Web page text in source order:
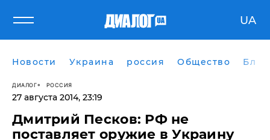
UA
Новости Украина россия Общество
ДИАЛОГ РОССИЯ
27 августа 2014, 23:19
Дмитрий Песков: РФ не
поставляет оружие в Украину